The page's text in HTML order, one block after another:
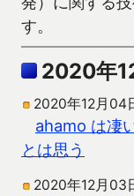
す。
2020年
2020年12月04
ahamo は凄
とは思う
2020年12月03